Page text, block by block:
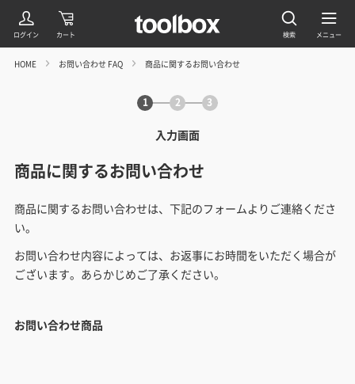
HOME お問い合わせ FAQ 商品に関するお問い合わせ
1 2 3
入力画面
商品に関するお問い合わせ
商品に関するお問い合わせは、下記のフォームよりご連絡くださ
い。
お問い合わせ内容によっては、お返事にお時間をいただく場合が
ございます。あらかじめご了承ください。
お問い合わせ商品